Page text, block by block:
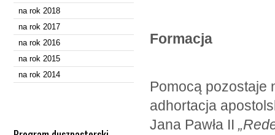
na rok 2018
na rok 2017
na rok 2016
na rok 2015
na rok 2014
Formacja
Pomocą pozostaje
adhortacja
Jana Pawła II